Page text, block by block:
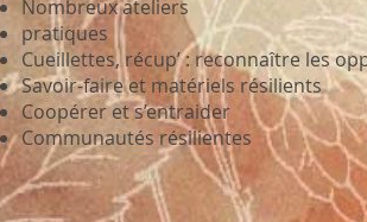
Nombreux ateliers
pratiques
Cueillettes, récup’ : reconnaître les
Savoir-faire et matériels résilients
Coopérer et s’entraider
Communautés résilientes